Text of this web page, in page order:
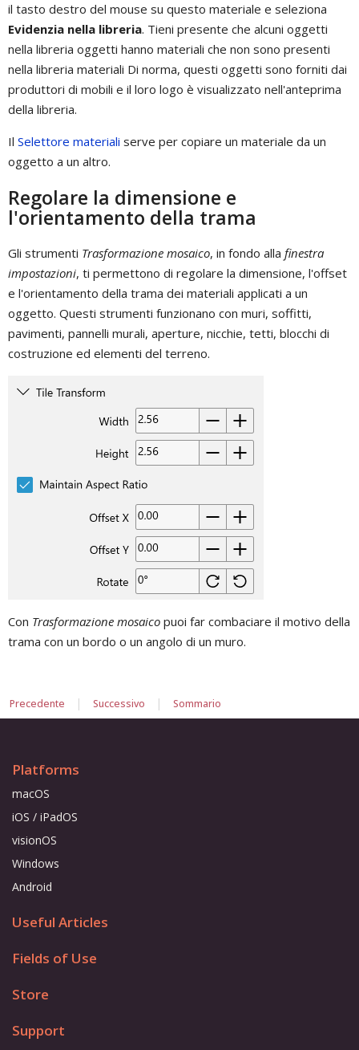
il tasto destro del mouse su questo materiale e seleziona
Evidenzia nella libreria. Tieni presente che alcuni oggetti
nella libreria oggetti hanno materiali che non sono presenti
nella libreria materiali Di norma, questi oggetti sono forniti dai
produttori di mobili e il loro logo è visualizzato nell'anteprima
della libreria.
Il Selettore materiali serve per copiare un materiale da un
oggetto a un altro.
Regolare la dimensione e
l'orientamento della trama
Gli strumenti Trasformazione mosaico, in fondo alla finestra
impostazioni, ti permettono di regolare la dimensione, l'offset
e l'orientamento della trama dei materiali applicati a un
oggetto. Questi strumenti funzionano con muri, soffitti,
pavimenti, pannelli murali, aperture, nicchie, tetti, blocchi di
costruzione ed elementi del terreno.
Con Trasformazione mosaico puoi far combaciare il motivo della
trama con un bordo o un angolo di un muro.
Precedente | Successivo | Sommario
Platforms
macOS
iOS / iPadOS
visionOS
Windows
Android
Useful Articles
Fields of Use
Store
Support